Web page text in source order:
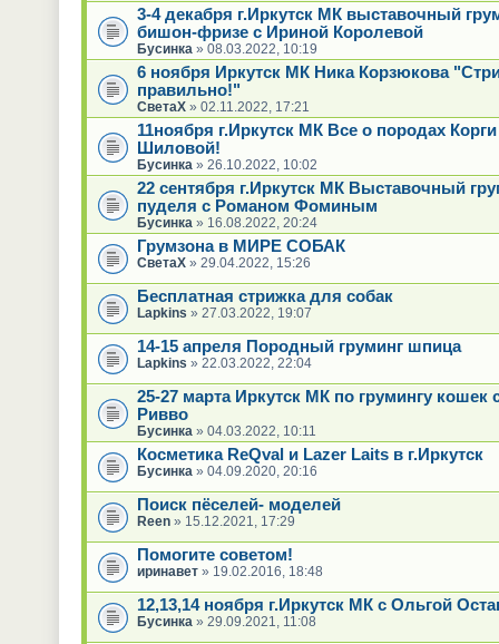
3-4 декабря г.Иркутск МК выставочный
бишон-фризе с Ириной Королевой
Бусинка » 08.03.2022, 10:19
6 ноября Иркутск МК Ника Корзюкова
правильно!"
СветаХ» 02.11.2022, 17:21
11ноября г.Иркутск МК Все о породах
Шиловой!
Бусинка » 26.10.2022, 10:02
22 сентября г.Иркутск МК Выставочный
пуделя с Романом Фоминым
Бусинка » 16.08.2022, 20:24
Грумзона в МИРЕ СОБАК
СветаХ» 29.04.2022, 15:26
Бесплатная стрижка для собак
Lapkins » 27.03.2022, 19:07
14-15 апреля Породный груминг шпица
Lapkins » 22.03.2022, 22:04
25-27 марта Иркутск МК по грумингу кошек
Ривво
Бусинка » 04.03.2022, 10:11
Косметика ReQval и Lazer Laits в г.Иркутск
Бусинка » 04.09.2020, 20:16
Поиск пёселей- моделей
Reen» 15.12.2021, 17:29
Помогите советом!
иринавет» 19.02.2016, 18:48
12,13,14 ноября г.Иркутск МК с Ольгой
Бусинка » 29.09.2021, 11:08